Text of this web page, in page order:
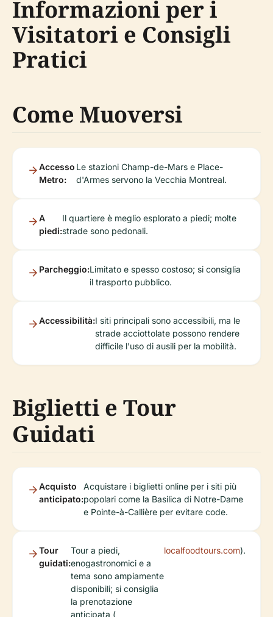
Informazioni per i
Visitatori e Consigli
Pratici
Come Muoversi
Accesso
Metro:
Le stazioni Champ-de-Mars e Place-
d'Armes servono la Vecchia Montreal.
A
piedi:
Il quartiere è meglio esplorato a piedi; molte
strade sono pedonali.
Parcheggio:Limitato e spesso costoso; si consiglia
il trasporto pubblico.
Accessibilità:I siti principali sono accessibili, ma le
strade acciottolate possono rendere
difficile l'uso di ausili per la mobilità.
Biglietti e Tour
Guidati
Acquisto
anticipato:
Acquistare i biglietti online per i siti più
popolari come la Basilica di Notre-Dame
e Pointe-à-Callière per evitare code.
Tour
guidati:
Tour a piedi,
enogastronomici e a
tema sono ampiamente
disponibili; si consiglia
la prenotazione
anticipata (
localfoodtours.com).